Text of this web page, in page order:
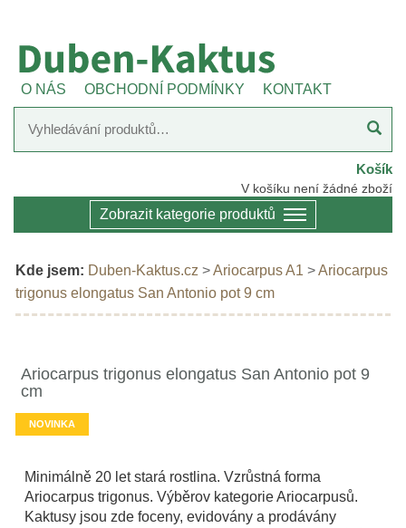
O NÁS OBCHODNÍ PODMÍNKY KONTAKT
Košík
V košíku není žádné zboží
Zobrazit kategorie produktů
Kde jsem: Duben-Kaktus.cz >Ariocarpus A1 >Ariocarpus
trigonus elongatus San Antonio pot 9 cm
Ariocarpus trigonus elongatus San Antonio pot 9
cm
NOVINKA
Minimálně 20 let stará rostlina. Vzrůstná forma
Ariocarpus trigonus. Výběrov kategorie Ariocarpusů.
Kaktusy jsou zde foceny, evidovány a prodávány